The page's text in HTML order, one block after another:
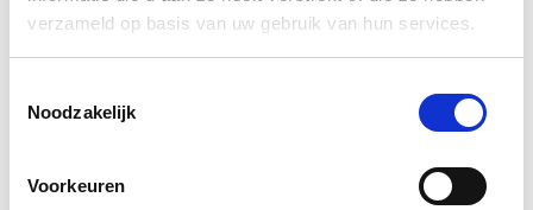
verzameld op basis van uw gebruik van hun services.
Noodzakelijk
Voorkeuren
Risico- en crisiscommunicatie: verschil en
relatie
je doen bij een ramp of crisis. Crisiscommunicatie
gevaren en wat je op dat moment moet doen of